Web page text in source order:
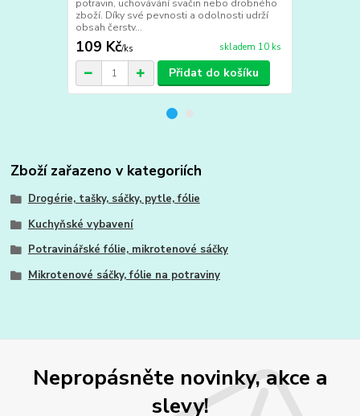
potravin, uchovávání svačin nebo drobného
zboží. Díky své pevnosti a odolnosti udrží
obsah čerstv...
109 Kč/ks skladem 10 ks
Přidat do košíku
Zboží zařazeno v kategoriích
Drogérie, tašky, sáčky, pytle, fólie
Kuchyňské vybavení
Potravinářské fólie, mikrotenové sáčky
Mikrotenové sáčky, fólie na potraviny
Nepropásněte novinky, akce a
slevy!